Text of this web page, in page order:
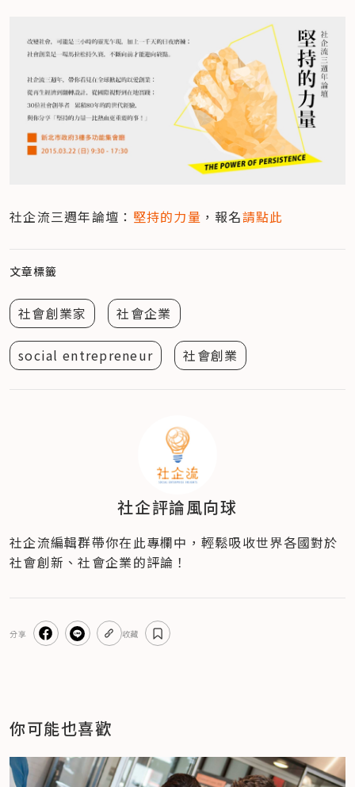
社企流三週年論壇： 堅持的力量 ，報名請點此
文章標籤
社會創業家 社會企業
social entrepreneur 社會創業
社企評論風向球
社企流編輯群帶你在此專欄中，輕鬆吸收世界各國對於
社會創新、社會企業的評論！
分享 收藏
你可能也喜歡